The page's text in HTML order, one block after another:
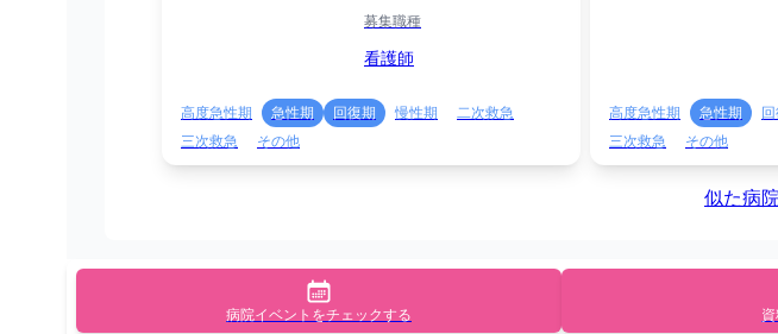
募集職種
看護師
高度急性期 急性期 回復期 慢性期
二次救急
三次救急
その他
高度急性期 急性期
三次救急
その他
似た病
病院イベントをチェックする